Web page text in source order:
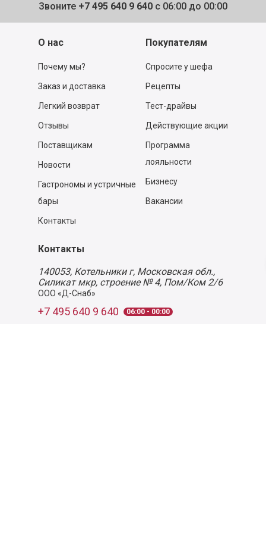
Звоните +7 495 640 9 640 с 06:00 до 00:00
О нас
Почему мы?
Заказ и доставка
Легкий возврат
Отзывы
Поставщикам
Новости
Гастрономы и устричные
бары
Контакты
Покупателям
Спросите у шефа
Рецепты
Тест-драйвы
Действующие акции
Программа
лояльности
Бизнесу
Вакансии
Контакты
140053, Котельники г, Московская обл.,
Силикат мкр, строение № 4, Пом/Ком 2/6
ООО «Д-Снаб»
+7 495 640 9 640 06:00 - 00:00